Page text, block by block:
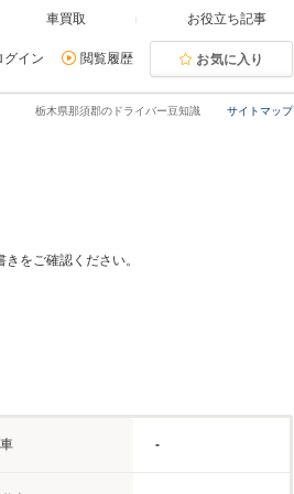
車買取 お役立ち記事
グイン 閲覧履歴 お気に入り
サイトマップ
栃木県那須郡のドライバー豆知識
をご確認ください。
-